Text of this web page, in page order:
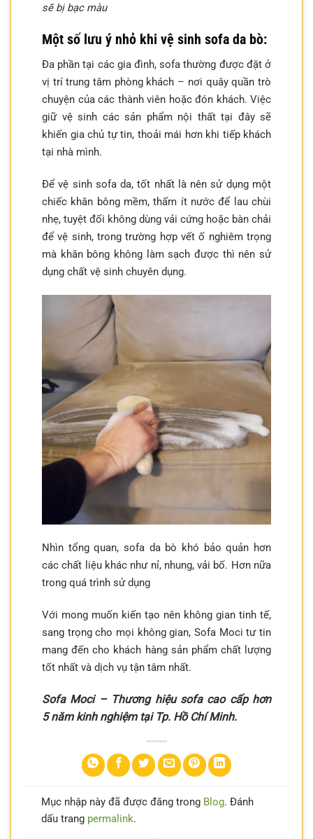
sẽ bị bạc màu
Một số lưu ý nhỏ khi vệ sinh sofa da bò:
Đa phần tại các gia đình, sofa thường được đặt ở
vị trí trung tâm phòng khách – nơi quây quần trò
chuyện của các thành viên hoặc đón khách. Việc
giữ vệ sinh các sản phẩm nội thất tại đây sẽ
khiến gia chủ tự tin, thoải mái hơn khi tiếp khách
tại nhà mình.
Để vệ sinh sofa da, tốt nhất là nên sử dụng một
chiếc khăn bông mềm, thấm ít nước để lau chùi
nhẹ, tuyệt đối không dùng vải cứng hoặc bàn chải
để vệ sinh, trong trường hợp vết ố nghiêm trọng
mà khăn bông không làm sạch được thì nên sử
dụng chất vệ sinh chuyên dụng.
Nhìn tổng quan, sofa da bò khó bảo quản hơn
các chất liệu khác như nỉ, nhung, vải bố. Hơn nữa
trong quá trình sử dụng
Với mong muốn kiến tạo nên không gian tinh tế,
sang trọng cho mọi không gian, Sofa Moci tư tin
mang đến cho khách hàng sản phẩm chất lượng
tốt nhất và dịch vụ tận tâm nhất.
Sofa Moci – Thương hiệu sofa cao cấp hơn
5 năm kinh nghiệm tại Tp. Hồ Chí Minh.
Mục nhập này đã được đăng trong Blog. Đánh
dấu trang permalink.